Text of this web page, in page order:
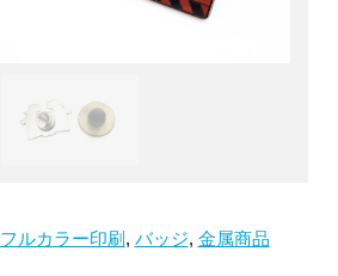
フルカラー印刷 , バッジ, 金属商品